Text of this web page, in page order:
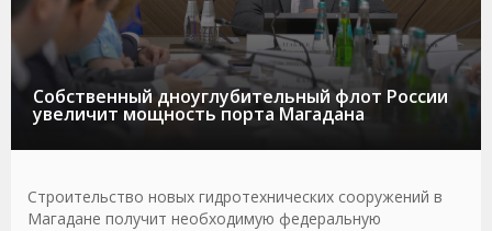
Собственный дноуглубительный флот России
увеличит мощность порта Магадана
Строительство новых гидротехнических сооружений в
Магадане получит необходимую федеральную